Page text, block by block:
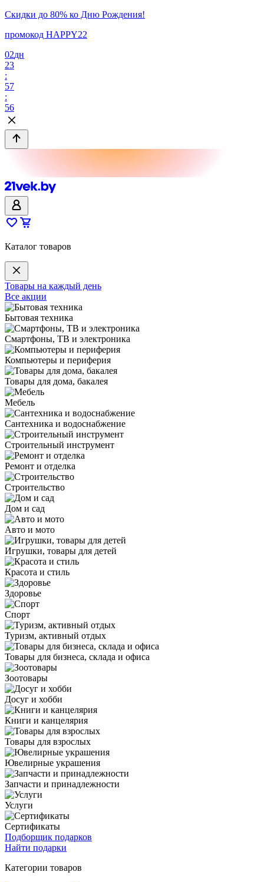
Скидки до 80% ко Дню Рождения!
промокод HAPPY22
02дн
23
:
57
:
56
Каталог товаров
Товары на каждый день
Все акции
Бытовая техника
Смартфоны, ТВ и электроника
Компьютеры и периферия
Товары для дома, бакалея
Мебель
Сантехника и водоснабжение
Строительный инструмент
Ремонт и отделка
Строительство
Дом и сад
Авто и мото
Игрушки, товары для детей
Красота и стиль
Здоровье
Спорт
Туризм, активный отдых
Товары для бизнеса, склада и офиса
Зоотовары
Досуг и хобби
Книги и канцелярия
Товары для взрослых
Ювелирные украшения
Запчасти и принадлежности
Услуги
Сертификаты
Подборщик подарков
Найти подарки
Категории товаров